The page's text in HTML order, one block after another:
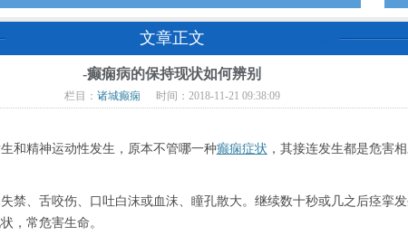
文章正文
-癫痫病的保持现状如何辨别
栏目： 诸城癫痫 时间：2018-11-21 09:38:09
精神运动性发生，原本不管哪一种癫痫症状 ，其接连发生都是危害
、舌咬伤、口吐白沫或血沫、瞳孔散大。继续数十秒或几之后痉挛
，常危害生命。